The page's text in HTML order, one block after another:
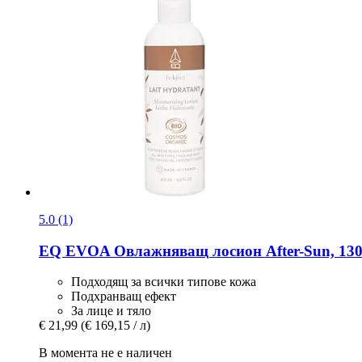
5.0 (1)
EQ EVOA Овлажняващ лосион After-​Sun,
Подходящ за всички типове кожа
Подхранващ ефект
За лице и тяло
€ 21,99 (€ 169,15 / л)
В момента не е наличен